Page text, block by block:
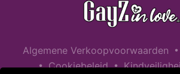
Algemene Verkoopvoorwaarden •
• Cookiebeleid •